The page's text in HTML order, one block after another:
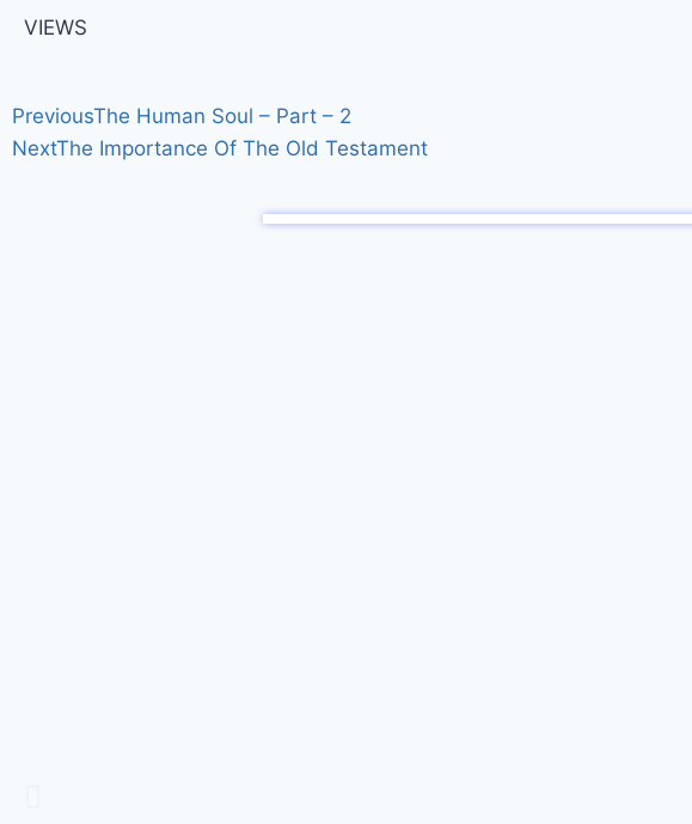
VIEWS
PreviousThe Human Soul – Part – 2
NextThe Importance Of The Old Testament